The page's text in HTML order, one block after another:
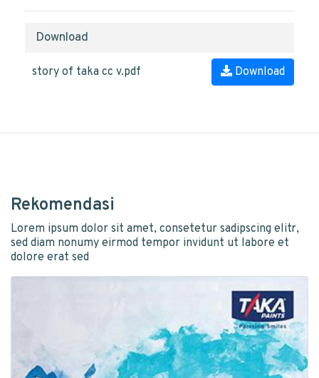
Download
story of taka cc v.pdf Download
Rekomendasi
Lorem ipsum dolor sit amet, consetetur sadipscing elitr,
sed diam nonumy eirmod tempor invidunt ut labore et
dolore erat sed